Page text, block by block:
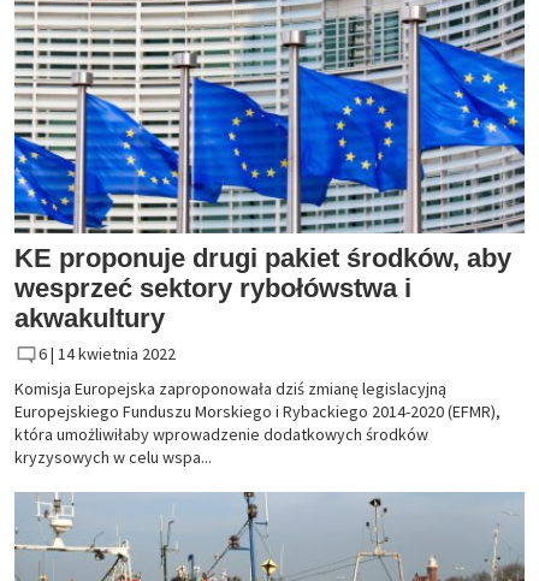
KE proponuje drugi pakiet środków, aby
wesprzeć sektory rybołówstwa i
akwakultury
6 | 14 kwietnia 2022
Komisja Europejska zaproponowała dziś zmianę legislacyjną
Europejskiego Funduszu Morskiego i Rybackiego 2014-2020 (EFMR),
która umożliwiłaby wprowadzenie dodatkowych środków
kryzysowych w celu wspa...